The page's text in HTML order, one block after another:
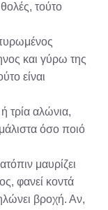
τούτο
και γύρω της
είναι
τρία αλώνια,
όσο ποιό
μαυρίζει
φανεί κοντά
βροχή. Αν,